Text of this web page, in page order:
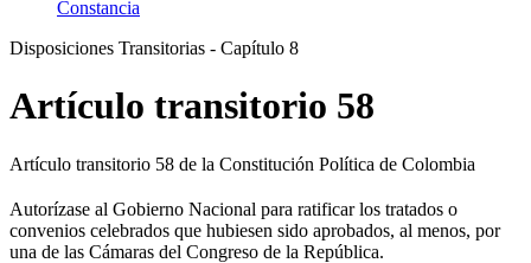
Constancia
Disposiciones Transitorias - Capítulo 8
Artículo transitorio 58
Artículo transitorio 58 de la Constitución Política de Colombia
Autorízase al Gobierno Nacional para ratificar los tratados o
convenios celebrados que hubiesen sido aprobados, al menos, por
una de las Cámaras del Congreso de la República.